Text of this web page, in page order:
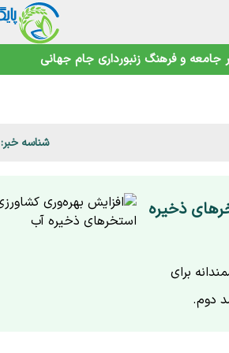
جامعه و فرهنگ زنبورداری جام جهانی
صعب‌العلاج
متر مربع مسکن
می‌شوند؟
پزشکیان
شناسه خبر: 55972
ذخیره
برای
دوم.